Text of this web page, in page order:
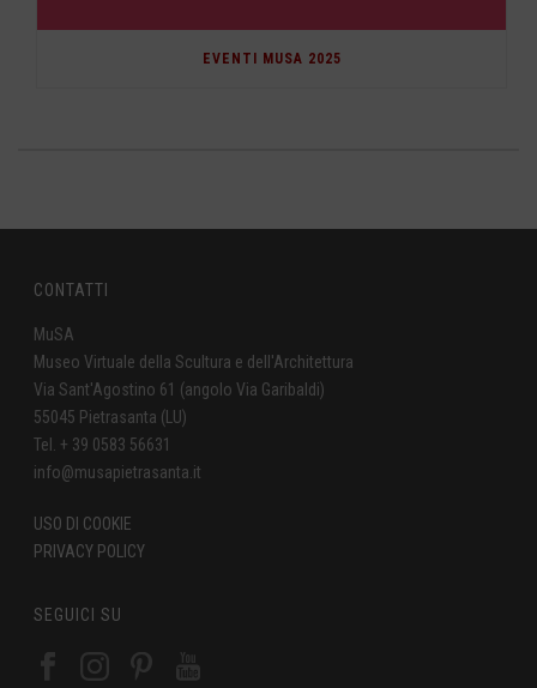
EVENTI MUSA 2025
CONTATTI
MuSA
Museo Virtuale della Scultura e dell'Architettura
Via Sant'Agostino 61 (angolo Via Garibaldi)
55045 Pietrasanta (LU)
Tel. + 39 0583 56631
info@musapietrasanta.it
USO DI COOKIE
PRIVACY POLICY
SEGUICI SU